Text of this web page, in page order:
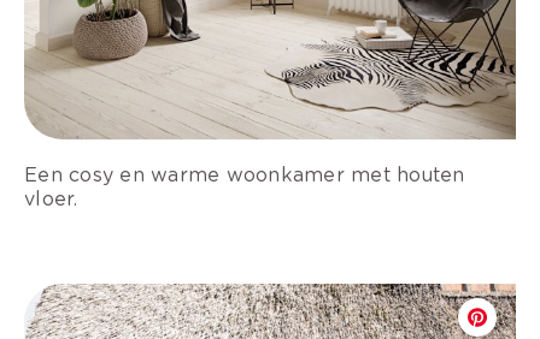
Een cosy en warme woonkamer met houten
vloer.